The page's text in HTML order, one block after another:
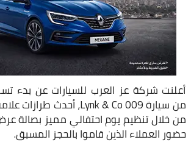
أعلنت شركة عز العرب للسيارات عن بدء
من خلال تنظيم يوم احتفالي مميز بصالة
حضور العملاء الذين قاموا بالحجز المسبق.